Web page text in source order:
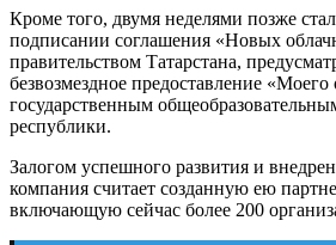
Кроме того, двумя неделями позже
подписании соглашения «Новых
правительством Татарстана,
безвозмездное предоставление «Моего
государственным
республики.
Залогом успешного развития и
компания считает созданную ею
включающую сейчас более 200